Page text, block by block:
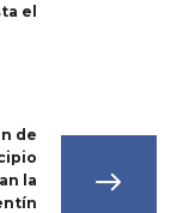
el
de
la